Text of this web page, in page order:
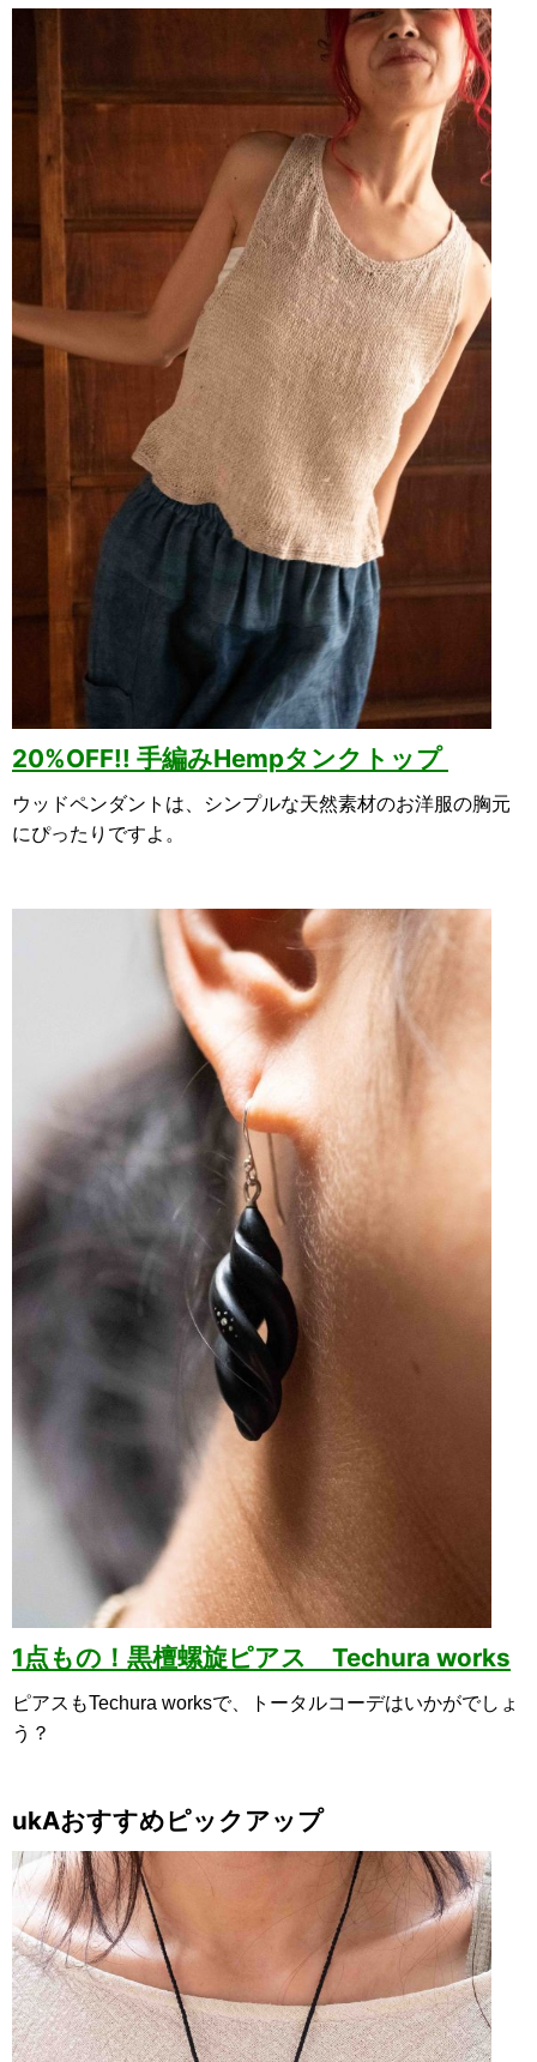
20%OFF!! 手編みHempタンクトップ
ウッドペンダントは、シンプルな天然素材のお洋服の胸元
にぴったりですよ。
1点もの！黒檀螺旋ピアス Techura works
ピアスもTechura worksで、トータルコーデはいかがでしょ
う？
ukAおすすめピックアップ